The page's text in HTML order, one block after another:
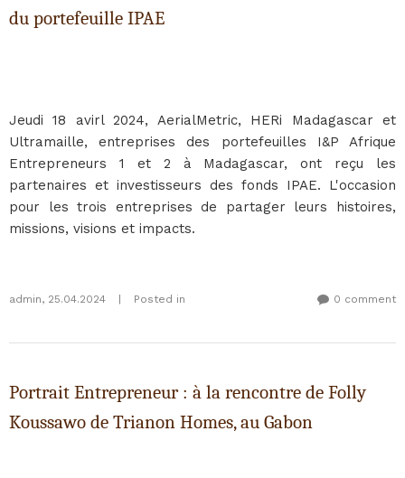
du portefeuille IPAE
Jeudi 18 avirl 2024, AerialMetric, HERi Madagascar et
Ultramaille, entreprises des portefeuilles I&P Afrique
Entrepreneurs 1 et 2 à Madagascar, ont reçu les
partenaires et investisseurs des fonds IPAE. L'occasion
pour les trois entreprises de partager leurs histoires,
missions, visions et impacts.
admin, 25.04.2024 Posted in 0 comment
Portrait Entrepreneur : à la rencontre de Folly
Koussawo de Trianon Homes, au Gabon